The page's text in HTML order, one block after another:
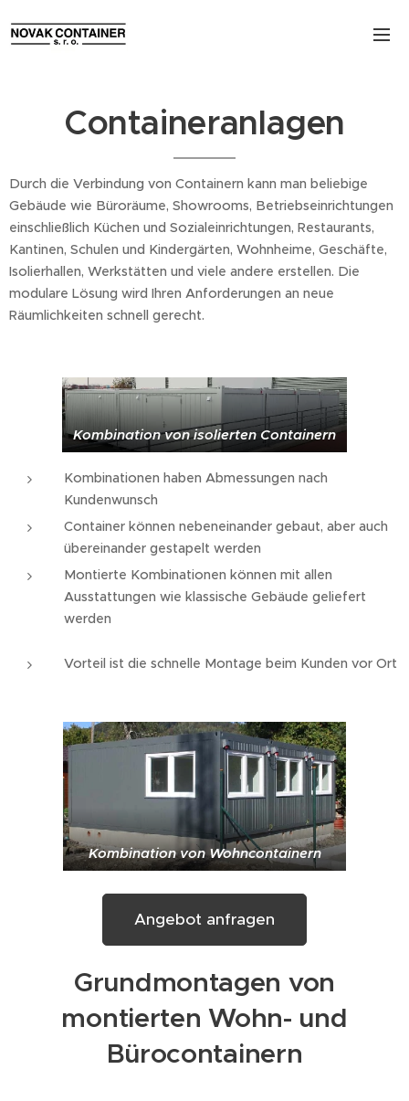
Containeranlagen
Durch die Verbindung von Containern kann man beliebige
Gebäude wie Büroräume, Showrooms, Betriebseinrichtungen
einschließlich Küchen und Sozialeinrichtungen, Restaurants,
Kantinen, Schulen und Kindergärten, Wohnheime, Geschäfte,
Isolierhallen, Werkstätten und viele andere erstellen. Die
modulare Lösung wird Ihren Anforderungen an neue
Räumlichkeiten schnell gerecht.
Kombination von isolierten Containern
Kombinationen haben Abmessungen nach
Kundenwunsch
Container können nebeneinander gebaut, aber auch
übereinander gestapelt werden
Montierte Kombinationen können mit allen
Ausstattungen wie klassische Gebäude geliefert
werden
Vorteil ist die schnelle Montage beim Kunden vor Ort
Kombination von Wohncontainern
Angebot anfragen
Grundmontagen von
montierten Wohn- und
Bürocontainern